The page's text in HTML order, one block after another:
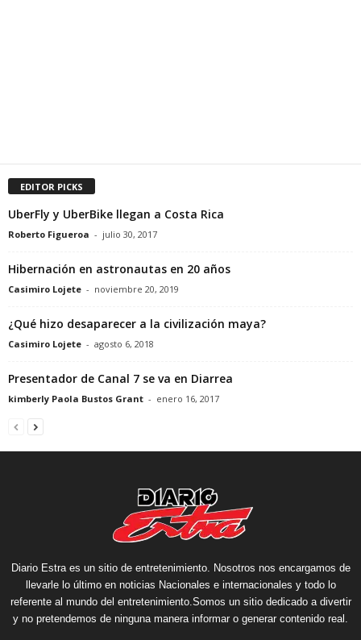
EDITOR PICKS
UberFly y UberBike llegan a Costa Rica
Roberto Figueroa - julio 30, 2017
Hibernación en astronautas en 20 años
Casimiro Lojete - noviembre 20, 2019
¿Qué hizo desaparecer a la civilización maya?
Casimiro Lojete - agosto 6, 2018
Presentador de Canal 7 se va en Diarrea
kimberly Paola Bustos Grant - enero 16, 2017
Diario Estra es un sitio de entretenimiento. Nosotros nos encargamos de
llevarle lo último en noticias Nacionales e internacionales y todo lo
referente al mundo del entretenimiento.Somos un sitio dedicado a divertir
y no pretendemos de ninguna manera informar o generar contenido real.